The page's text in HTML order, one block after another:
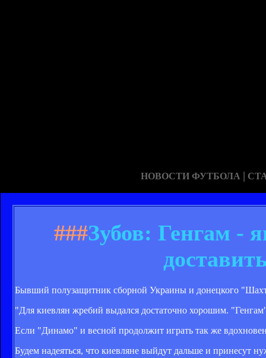
НОВОСТИ ФУТБОЛА |
###Зубов: Генгам -
Бывший полузащитник сборной Украины и донецкого
"Для киевлян жребий выдался достаточно хорошим.
Если "Динамо" и весной продолжит играть так же
Будем надеяться, что киевляне выйдут дальше и принесут